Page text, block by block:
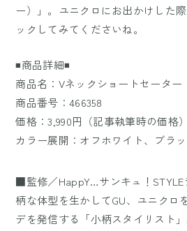
ー）」。ユニクロにお出かけした
ックしてみてくださいね。
◾️商品詳細◾️
商品名：Vネックショートセーター
商品番号：466358
価格：3,990円（記事執筆時の価格）
カラー展開：オフホワイト、ブラ
■監修／HappY…サンキュ！STYLE
柄な体型を生かしてGU、ユニクロ
デを発信する「小柄スタイリスト」